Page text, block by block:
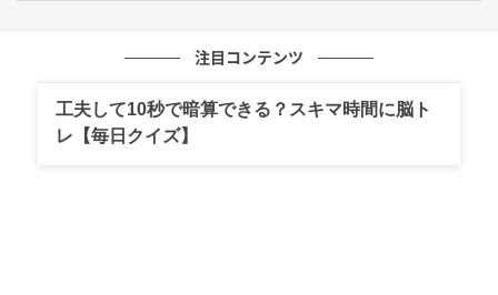
注目コンテンツ
工夫して10秒で暗算できる？スキマ時間に脳ト
レ【毎日クイズ】